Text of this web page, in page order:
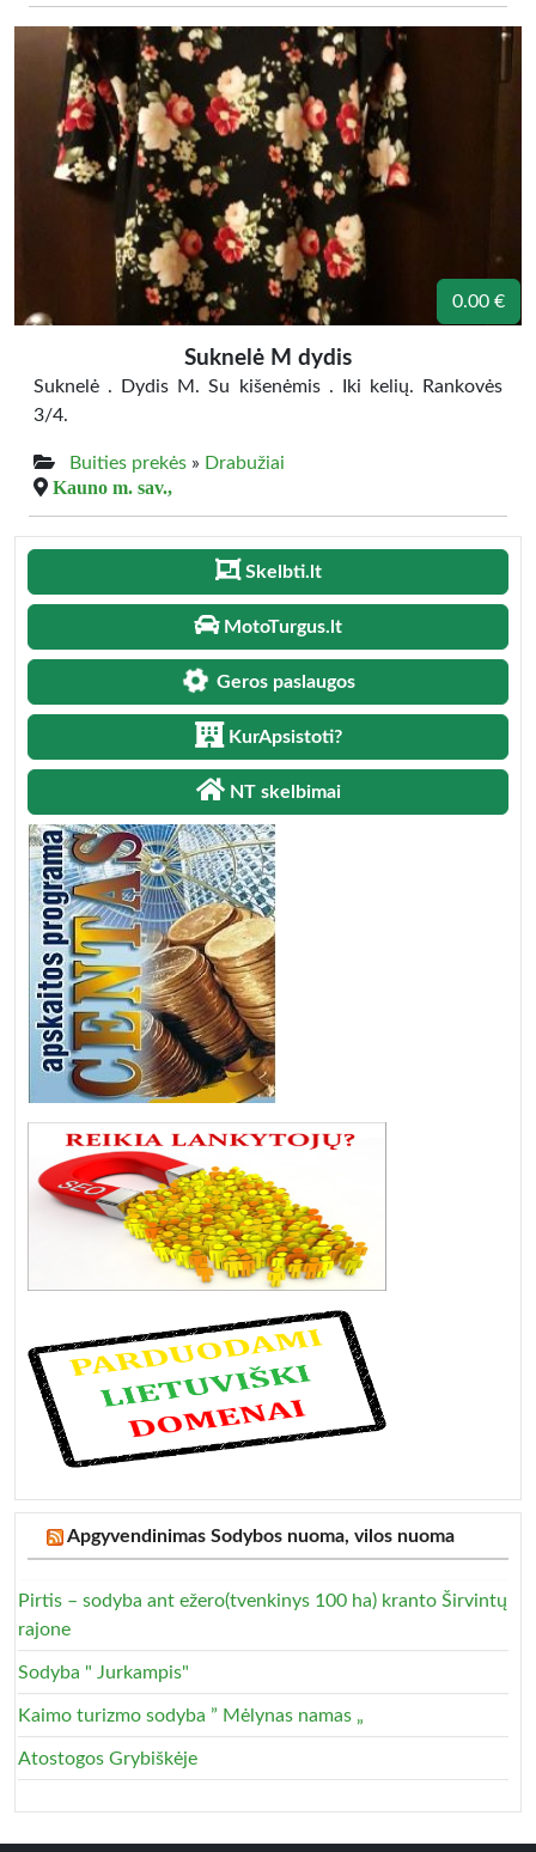
0.00 €
Suknelė M dydis
Suknelė . Dydis M. Su kišenėmis . Iki kelių. Rankovės
3/4.
Buities prekės » Drabužiai
Kauno m. sav.,
Skelbti.lt
MotoTurgus.lt
Geros paslaugos
KurApsistoti?
NT skelbimai
Apgyvendinimas Sodybos nuoma, vilos nuoma
Pirtis – sodyba ant ežero(tvenkinys 100 ha) kranto Širvintų
rajone
Sodyba " Jurkampis"
Kaimo turizmo sodyba ” Mėlynas namas „
Atostogos Grybiškėje